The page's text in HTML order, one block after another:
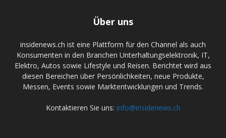
Über uns
insidenews.ch ist eine Plattform für den Channel als auch
Konsumenten in den Branchen Unterhaltungselektronik, IT,
Elektro, Autos sowie Lifestyle und Reisen. Berichtet wird aus
diesen Bereichen über Persönlichkeiten, neue Produkte,
Messen, Events sowie Marktentwicklungen und Trends.
Kontaktieren Sie uns: info@insidenews.ch